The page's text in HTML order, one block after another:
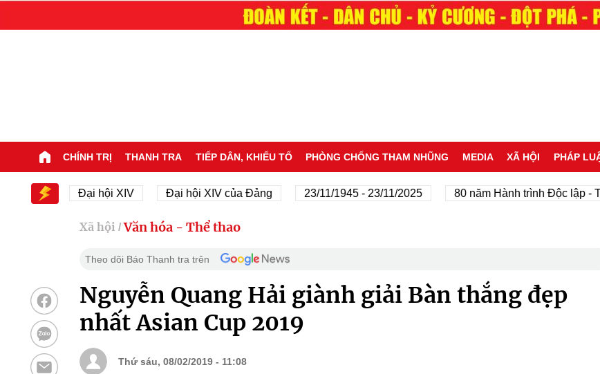
CHÍNH TRỊ THANH TRA TIẾP DÂN, KHIẾU TỐ PHÒNG CHỐNG THAM NHŨNG MEDIA XÃ HỘI PHÁP
Đại hội XIV Đại hội XIV của Đảng 23/11/1945 - 23/11/2025 80 năm Hành trình Độc lập - Tự do -
Xã hội / Văn hóa - Thể thao
Theo dõi Báo Thanh tra trên
Nguyễn Quang Hải giành giải Bàn thắng đẹp
nhất Asian Cup 2019
Thứ sáu, 08/02/2019 - 11:08